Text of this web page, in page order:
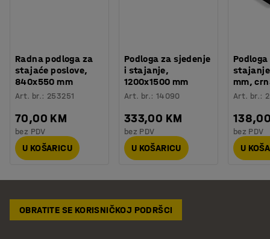
Radna podloga za
stajaće poslove,
840x550 mm
Art. br.: 253251
70,00 KM
bez PDV
U KOŠARICU
Podloga za sjedenje
i stajanje,
1200x1500 mm
Art. br.: 14090
333,00 KM
bez PDV
U KOŠARICU
mm,
Art. br.:
bez PDV
U
OBRATITE SE KORISNIČKOJ PODRŠCI